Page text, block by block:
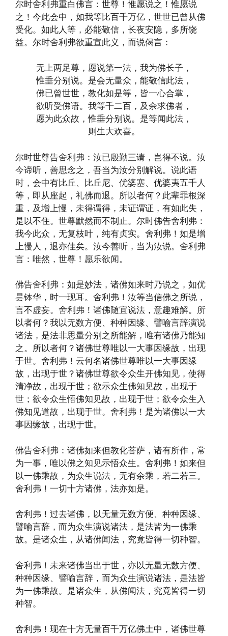
尔时舍利弗重白佛言：世尊！惟愿说之！惟愿说
之！今此会中，如我等比百千万亿，世世已曾从佛
受化。如此人等，必能敬信，长夜安隐，多所饶
益。尔时舍利弗欲重宣此义，而说偈言：
无上两足尊，愿说第一法，我为佛长子，
惟垂分别说。是会无量众，能敬信此法，
佛已曾世世，教化如是等，皆一心合掌，
欲听受佛语。我等千二百，及余求佛者，
愿为此众故，惟垂分别说。是等闻此法，
则生大欢喜。
尔时世尊告舍利弗：汝已殷勤三请，岂得不说。汝
今谛听，善思念之，吾当为汝分别解说。说此语
时，会中有比丘、比丘尼、优婆塞、优婆夷五千人
等，即从座起，礼佛而退。所以者何？此辈罪根深
重，及增上慢，未得谓得，未证谓证，有如此失，
是以不住。世尊默然而不制止。尔时佛告舍利弗：
我今此众，无复枝叶，纯有贞实。舍利弗！如是增
上慢人，退亦佳矣。汝今善听，当为汝说。舍利弗
言：唯然，世尊！愿乐欲闻。
佛告舍利弗：如是妙法，诸佛如来时乃说之，如优
昙钵华，时一现耳。舍利弗！汝等当信佛之所说，
言不虚妄。舍利弗！诸佛随宜说法，意趣难解。所
以者何？我以无数方便、种种因缘、譬喻言辞演说
诸法，是法非思量分别之所能解，唯有诸佛乃能知
之。所以者何？诸佛世尊唯以一大事因缘故，出现
于世。舍利弗！云何名诸佛世尊唯以一大事因缘
故，出现于世？诸佛世尊欲令众生开佛知见，使得
清净故，出现于世；欲示众生佛知见故，出现于
世；欲令众生悟佛知见故，出现于世；欲令众生入
佛知见道故，出现于世。舍利弗！是为诸佛以一大
事因缘故，出现于世。
佛告舍利弗：诸佛如来但教化菩萨，诸有所作，常
为一事，唯以佛之知见示悟众生。舍利弗！如来但
以一佛乘故，为众生说法，无有余乘，若二若三。
舍利弗！一切十方诸佛，法亦如是。
舍利弗！过去诸佛，以无量无数方便、种种因缘、
譬喻言辞，而为众生演说诸法，是法皆为一佛乘
故。是诸众生，从诸佛闻法，究竟皆得一切种智。
舍利弗！未来诸佛当出于世，亦以无量无数方便、
种种因缘、譬喻言辞，而为众生演说诸法，是法皆
为一佛乘故。是诸众生，从佛闻法，究竟皆得一切
种智。
舍利弗！现在十方无量百千万亿佛土中，诸佛世尊